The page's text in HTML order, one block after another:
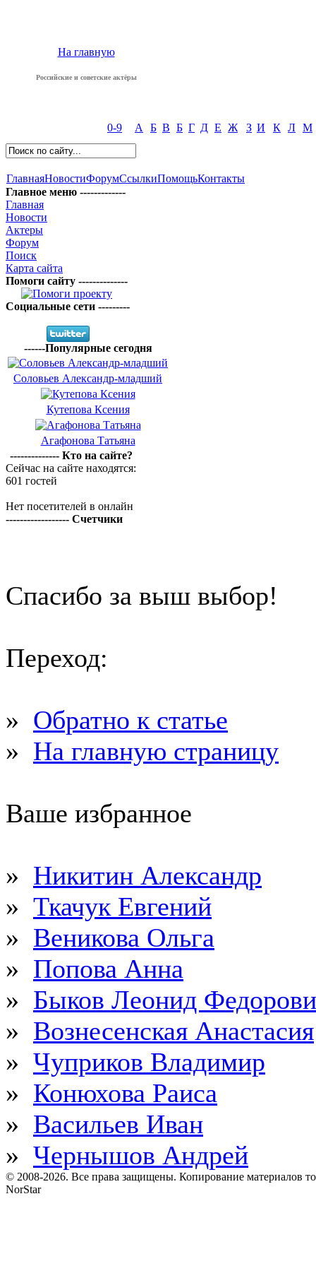
На главную
Российские и советские актёры
0-9 А Б В Б Г Д Е Ж З И К Л М
ГлавнаяНовостиФорумСсылкиПомощьКонтакты
Главное меню -------------
Главная
Новости
Актеры
Форум
Поиск
Карта сайта
Помоги сайту --------------
Социальные сети ---------
------Популярные сегодня
Соловьев Александр-младший
Кутепова Ксения
Агафонова Татьяна
-------------- Кто на сайте?
Сейчас на сайте находятся:
601 гостей
Нет посетителей в онлайн
------------------ Счетчики
Спасибо за выш выбор!
Переход:
» Обратно к статье
» На главную страницу
Ваше избранное
» Никитин Александр
» Ткачук Евгений
» Веникова Ольга
» Попова Анна
» Быков Леонид
» Вознесенская Анастасия
» Чуприков Владимир
» Конюхова Раиса
» Васильев Иван
» Чернышов Андрей
© 2008-2026. Все права защищены. Копирование материалов
NorStar